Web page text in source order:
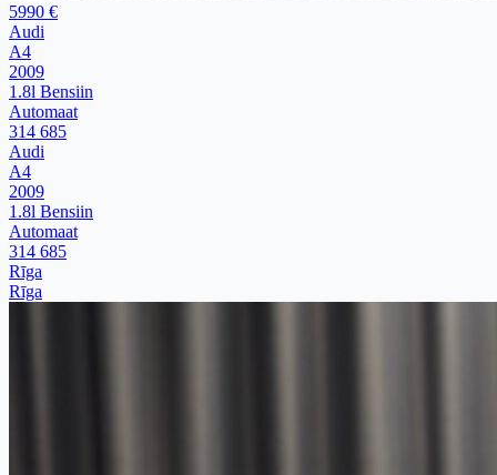
5990 €
Audi
A4
2009
1.8l Bensiin
Automaat
314 685
Audi
A4
2009
1.8l Bensiin
Automaat
314 685
Rīga
Rīga